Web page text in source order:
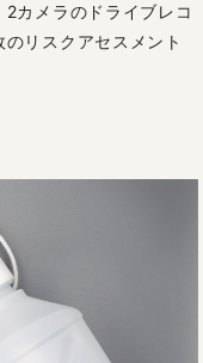
カメラのドライブレコ
リスクアセスメント